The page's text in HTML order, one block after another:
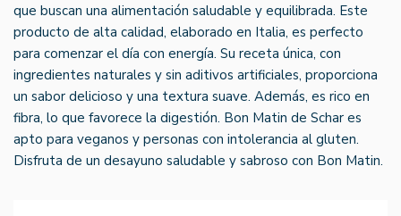
que buscan una alimentación saludable y equilibrada. Este
producto de alta calidad, elaborado en Italia, es perfecto
para comenzar el día con energía. Su receta única, con
ingredientes naturales y sin aditivos artificiales, proporciona
un sabor delicioso y una textura suave. Además, es rico en
fibra, lo que favorece la digestión. Bon Matin de Schar es
apto para veganos y personas con intolerancia al gluten.
Disfruta de un desayuno saludable y sabroso con Bon Matin.